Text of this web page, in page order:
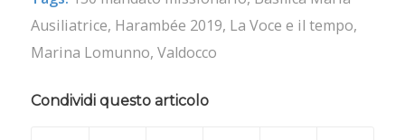
Ausiliatrice, Harambée 2019, La Voce e il tempo,
Marina Lomunno, Valdocco
Condividi questo articolo